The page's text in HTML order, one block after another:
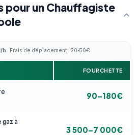
pour un Chauffagiste
h · Frais de déplacement : 20-50€
FOURCHETTE
90–180€
gaz à
3 500–7 000€